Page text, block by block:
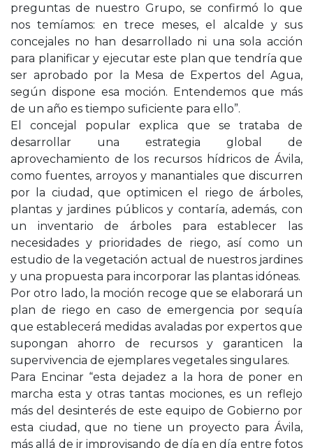
preguntas de nuestro Grupo, se confirmó lo que
nos temíamos: en trece meses, el alcalde y sus
concejales no han desarrollado ni una sola acción
para planificar y ejecutar este plan que tendría que
ser aprobado por la Mesa de Expertos del Agua,
según dispone esa moción. Entendemos que más
de un año es tiempo suficiente para ello”.
El concejal popular explica que se trataba de
desarrollar una estrategia global de
aprovechamiento de los recursos hídricos de Ávila,
como fuentes, arroyos y manantiales que discurren
por la ciudad, que optimicen el riego de árboles,
plantas y jardines públicos y contaría, además, con
un inventario de árboles para establecer las
necesidades y prioridades de riego, así como un
estudio de la vegetación actual de nuestros jardines
y una propuesta para incorporar las plantas idóneas.
Por otro lado, la moción recoge que se elaborará un
plan de riego en caso de emergencia por sequía
que establecerá medidas avaladas por expertos que
supongan ahorro de recursos y garanticen la
supervivencia de ejemplares vegetales singulares.
Para Encinar “esta dejadez a la hora de poner en
marcha esta y otras tantas mociones, es un reflejo
más del desinterés de este equipo de Gobierno por
esta ciudad, que no tiene un proyecto para Ávila,
más allá de ir improvisando de día en día entre fotos